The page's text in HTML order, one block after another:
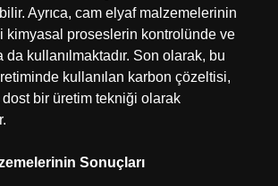
Ayrıca, cam elyaf malzemelerinin
kimyasal proseslerin kontrolünde ve
da kullanılmaktadır. Son olarak, bu
kullanılan karbon çözeltisi,
bir üretim tekniği olarak
Sonuçları